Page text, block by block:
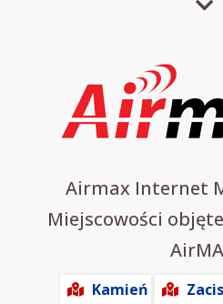
Airmax Internet
Miejscowości
Kamień